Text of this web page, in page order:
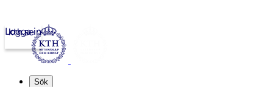
kth.se
Logga in
Sök